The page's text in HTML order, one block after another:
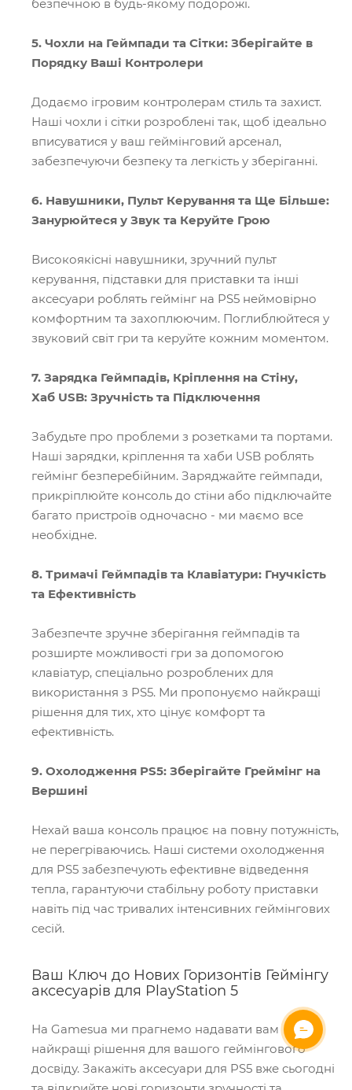
безпечною в будь-якому подорожі.
5. Чохли на Геймпади та Сітки: Зберігайте в
Порядку Ваші Контролери
Додаємо ігровим контролерам стиль та захист.
Наші чохли і сітки розроблені так, щоб ідеально
вписуватися у ваш геймінговий арсенал,
забезпечуючи безпеку та легкість у зберіганні.
6. Навушники, Пульт Керування та Ще Більше:
Занурюйтеся у Звук та Керуйте Грою
Високоякісні навушники, зручний пульт
керування, підставки для приставки та інші
аксесуари роблять геймінг на PS5 неймовірно
комфортним та захоплюючим. Поглиблюйтеся у
звуковий світ гри та керуйте кожним моментом.
7. Зарядка Геймпадів, Кріплення на Стіну,
Хаб USB: Зручність та Підключення
Забудьте про проблеми з розетками та портами.
Наші зарядки, кріплення та хаби USB роблять
геймінг безперебійним. Заряджайте геймпади,
прикріплюйте консоль до стіни або підключайте
багато пристроїв одночасно - ми маємо все
необхідне.
8. Тримачі Геймпадів та Клавіатури: Гнучкість
та Ефективність
Забезпечте зручне зберігання геймпадів та
розширте можливості гри за допомогою
клавіатур, спеціально розроблених для
використання з PS5. Ми пропонуємо найкращі
рішення для тих, хто цінує комфорт та
ефективність.
9. Охолодження PS5: Зберігайте Греймінг на
Вершині
Нехай ваша консоль працює на повну потужність,
не перегріваючись. Наші системи охолодження
для PS5 забезпечують ефективне відведення
тепла, гарантуючи стабільну роботу приставки
навіть під час тривалих інтенсивних геймінгових
сесій.
Ваш Ключ до Нових Горизонтів Геймінгу
аксесуарів для PlayStation 5
На Gamesua ми прагнемо надавати вам
найкращі рішення для вашого геймінгового
досвіду. Закажіть аксесуари для PS5 вже сьогодні
ОНЛАЙН ЧАТ